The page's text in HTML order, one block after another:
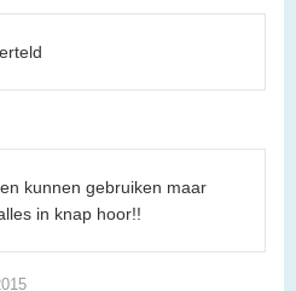
kunnen gebruiken maar
in knap hoor!!